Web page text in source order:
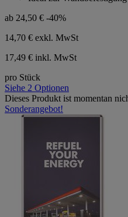
ab 24,50 € -40%
14,70 € exkl. MwSt
17,49 € inkl. MwSt
pro Stück
Siehe 2 Optionen
Dieses Produkt ist momentan
Sonderangebot!